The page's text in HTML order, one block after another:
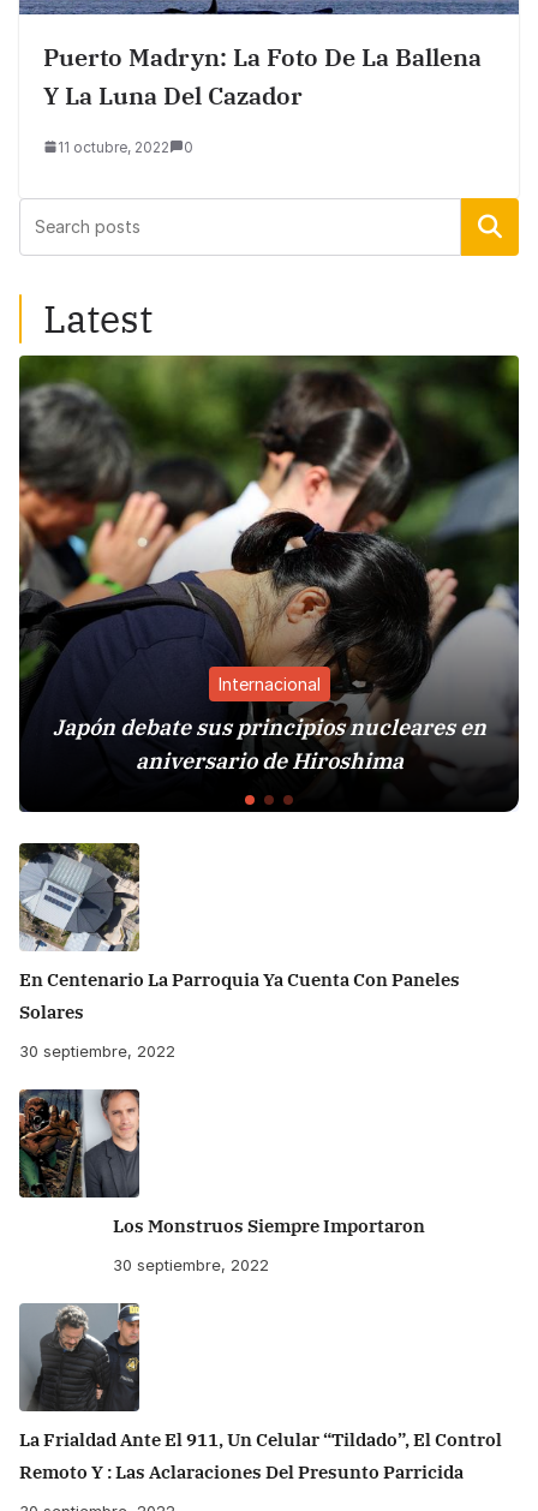
Puerto Madryn: La Foto De La Ballena
Y La Luna Del Cazador
11 octubre, 2022 0
Buscar
Latest
sus principios nucleares en
aniversario de Hiroshima
Sistema
En Centenario La Parroquia Ya Cuenta Con Paneles
Solares
30 septiembre, 2022
Los Monstruos Siempre Importaron
30 septiembre, 2022
La Frialdad Ante El 911, Un Celular “tildado”, El Control
Remoto Y : Las Aclaraciones Del Presunto Parricida